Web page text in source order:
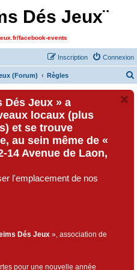
Dés Jeux¨
facebook-events
Connexion
Inscription
(Forum) Règles
Dés Jeux » a
locaux (plus
et se trouve
au sein même de «
14 Avenue de Laon,
l'emplacement de nos
Dés Jeux », association de
pour une nouvelle année